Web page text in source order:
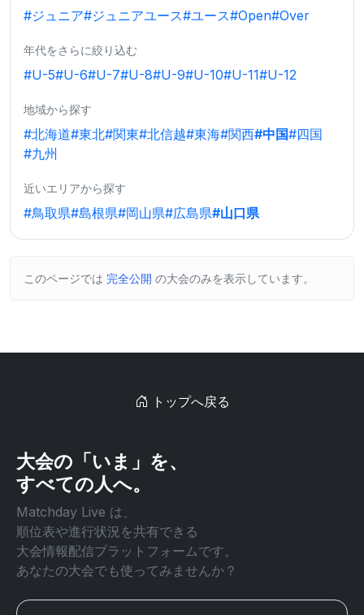
#ジュニア#ジュニアユース#ユース#Open#Over
年代をさらに絞り込む
#U-5#U-6#U-7#U-8#U-9#U-10#U-11#U-12
地域から探す
#北海道#東北#関東#北信越#東海#関西#中国#四国
#九州
近いエリアから探す
#鳥取県#島根県#岡山県#広島県#山口県
このページでは 完全公開 の大会のみを表示しています。
トップへ戻る
大会の「いま」を、
すべての人へ。
Matchday Live は、
順位表や進行状況を共有できる
大会情報配信プラットフォームです。
あなたの大会でも使ってみませんか？